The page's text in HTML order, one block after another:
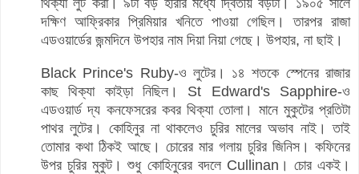
দক্ষিণ আফ্রিকার প্রিমিয়ার খনিতে পাওয়া গেছিল। তারপর রাজা
এডওয়ার্ডের জন্মদিনে উপহার নাম দিয়া নিয়া গেছে। উপহার, না ছাই।
Black Prince's Ruby-ও লুটের। ১৪ শতকে স্পেনের রাজার
কাছ থিক্যা কাইড়া নিছিল। St Edward's Sapphire-ও
এডওয়ার্ড দ্য কনফেসরের কবর থিক্যা তোলা। মানে মুকুটের প্রতিটা
পাথর লুটের। কোহিনুর না থাকলেও চুরির মালের অভাব নাই। তাই
তোমার কথা ঠিকই আছে। চোরের মার গলায় চুরির জিনিস। কফিনের
উপর চুরির মুকুট। শুধু কোহিনুরের বদলে Cullinan। চোর একই।